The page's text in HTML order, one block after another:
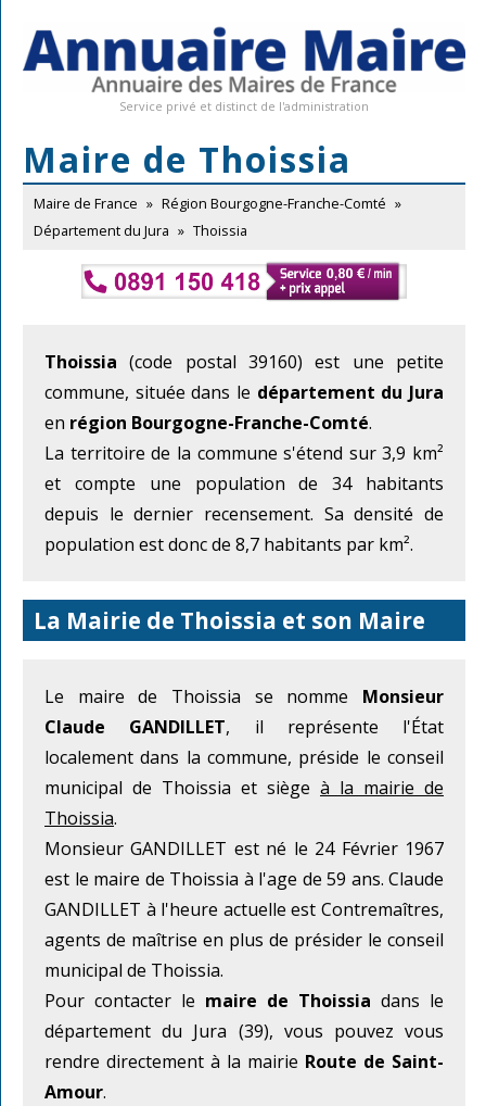
Service privé et distinct de l'administration
Maire de Thoissia
Maire de France » Région Bourgogne-Franche-Comté »
Département du Jura » Thoissia
Thoissia (code postal 39160) est une petite
commune, située dans le département du Jura
en région Bourgogne-Franche-Comté.
La territoire de la commune s'étend sur 3,9 km²
et compte une population de 34 habitants
depuis le dernier recensement. Sa densité de
population est donc de 8,7 habitants par km².
La Mairie de Thoissia et son Maire
Le maire de Thoissia se nomme Monsieur
Claude GANDILLET, il représente l'État
localement dans la commune, préside le conseil
municipal de Thoissia et siège à la mairie de
Thoissia.
Monsieur GANDILLET est né le 24 Février 1967
est le maire de Thoissia à l'age de 59 ans. Claude
GANDILLET à l'heure actuelle est Contremaîtres,
agents de maîtrise en plus de présider le conseil
municipal de Thoissia.
Pour contacter le maire de Thoissia dans le
département du Jura (39), vous pouvez vous
rendre directement à la mairie Route de Saint-
Amour.